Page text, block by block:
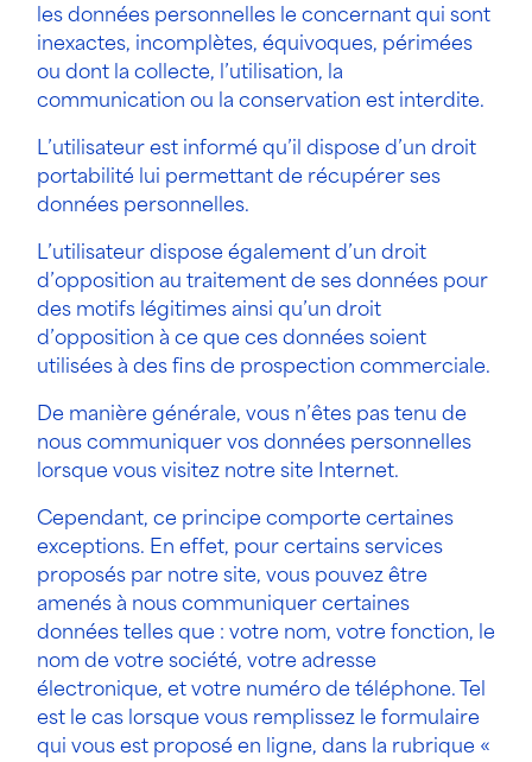
les données personnelles le concernant qui sont
inexactes, incomplètes, équivoques, périmées
ou dont la collecte, l’utilisation, la
communication ou la conservation est interdite.
L’utilisateur est informé qu’il dispose d’un droit
portabilité lui permettant de récupérer ses
données personnelles.
L’utilisateur dispose également d’un droit
d’opposition au traitement de ses données pour
des motifs légitimes ainsi qu’un droit
d’opposition à ce que ces données soient
utilisées à des fins de prospection commerciale.
De manière générale, vous n’êtes pas tenu de
nous communiquer vos données personnelles
lorsque vous visitez notre site Internet.
Cependant, ce principe comporte certaines
exceptions. En effet, pour certains services
proposés par notre site, vous pouvez être
amenés à nous communiquer certaines
données telles que : votre nom, votre fonction, le
nom de votre société, votre adresse
électronique, et votre numéro de téléphone. Tel
est le cas lorsque vous remplissez le formulaire
qui vous est proposé en ligne, dans la rubrique «